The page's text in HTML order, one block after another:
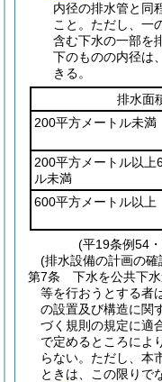
内径の排水管と同
こと。 ただし、一
含む下水の一部を
下のものの内径は
きる。
排水面
200平方メートル未満
200平方メートル以上
ル未満
600平方メートル以上
(平19条例54
(排水設備の計画の確
第7条
下水を公共下
等を行おうとする者
の設置及び構造に関
づく規則の規定に適
で定めるところによ
らない。 ただし、本
ときは、この限りで